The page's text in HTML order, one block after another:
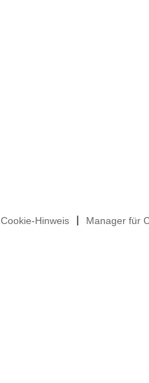
Cookie-Hinweis Manager für